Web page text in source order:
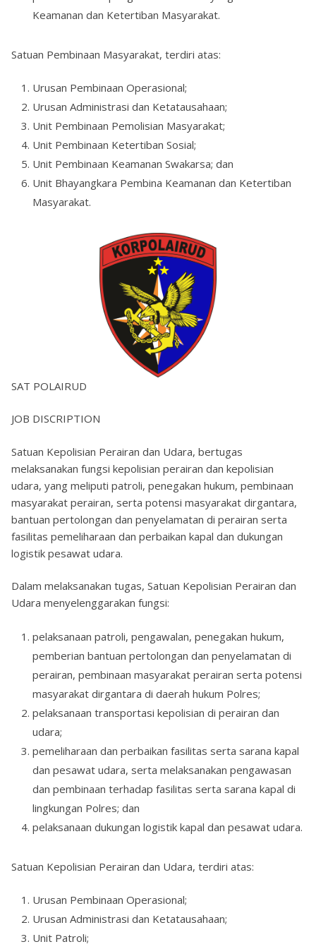
Keamanan dan Ketertiban Masyarakat.
Satuan Pembinaan Masyarakat, terdiri atas:
Urusan Pembinaan Operasional;
Urusan Administrasi dan Ketatausahaan;
Unit Pembinaan Pemolisian Masyarakat;
Unit Pembinaan Ketertiban Sosial;
Unit Pembinaan Keamanan Swakarsa; dan
Unit Bhayangkara Pembina Keamanan dan Ketertiban
Masyarakat.
SAT POLAIRUD
JOB DISCRIPTION
Satuan Kepolisian Perairan dan Udara, bertugas
melaksanakan fungsi kepolisian perairan dan kepolisian
udara, yang meliputi patroli, penegakan hukum, pembinaan
masyarakat perairan, serta potensi masyarakat dirgantara,
bantuan pertolongan dan penyelamatan di perairan serta
fasilitas pemeliharaan dan perbaikan kapal dan dukungan
logistik pesawat udara.
Dalam melaksanakan tugas, Satuan Kepolisian Perairan dan
Udara menyelenggarakan fungsi:
pelaksanaan patroli, pengawalan, penegakan hukum,
pemberian bantuan pertolongan dan penyelamatan di
perairan, pembinaan masyarakat perairan serta potensi
masyarakat dirgantara di daerah hukum Polres;
pelaksanaan transportasi kepolisian di perairan dan
udara;
pemeliharaan dan perbaikan fasilitas serta sarana kapal
dan pesawat udara, serta melaksanakan pengawasan
dan pembinaan terhadap fasilitas serta sarana kapal di
lingkungan Polres; dan
pelaksanaan dukungan logistik kapal dan pesawat udara.
Satuan Kepolisian Perairan dan Udara, terdiri atas:
Urusan Pembinaan Operasional;
Urusan Administrasi dan Ketatausahaan;
Unit Patroli;